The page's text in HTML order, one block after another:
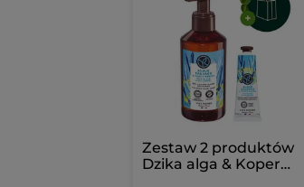
Zestaw 2 produktów
Dzika alga & Koper